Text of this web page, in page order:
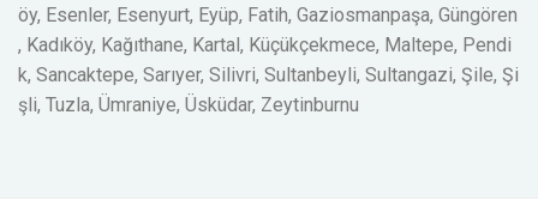
öy, Esenler, Esenyurt, Eyüp, Fatih, Gaziosmanpaşa, Güngören
, Kadıköy, Kağıthane, Kartal, Küçükçekmece, Maltepe, Pendi
k, Sancaktepe, Sarıyer, Silivri, Sultanbeyli, Sultangazi, Şile, Şi
şli, Tuzla, Ümraniye, Üsküdar, Zeytinburnu